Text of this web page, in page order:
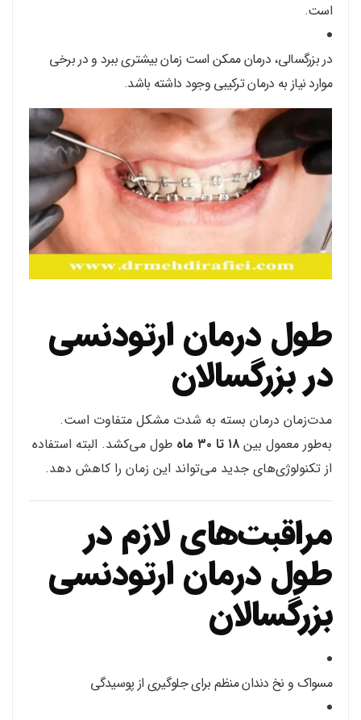
است.
در بزرگسالی، درمان ممکن است زمان بیشتری ببرد و در برخی
موارد نیاز به درمان ترکیبی وجود داشته باشد.
طول درمان ارتودنسی
در بزرگسالان
مدت‌زمان درمان بسته به شدت مشکل متفاوت است.
به‌طور معمول بین ۱۸ تا ۳۰ ماه
طول می‌کشد. البته استفاده
از تکنولوژی‌های جدید می‌تواند این زمان را کاهش دهد.
مراقبت‌های لازم در
طول درمان ارتودنسی
بزرگسالان
مسواک و نخ دندان منظم برای جلوگیری از پوسیدگی